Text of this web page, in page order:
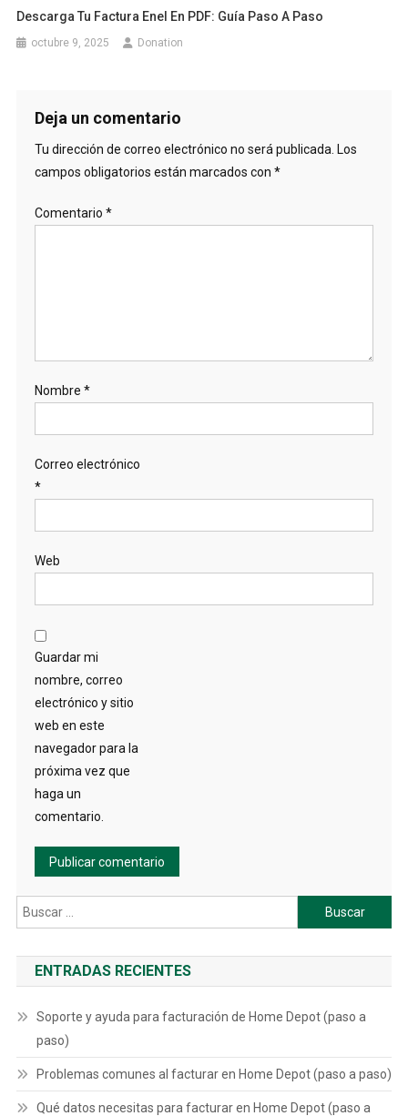
Descarga Tu Factura Enel En PDF: Guía Paso A Paso
octubre 9, 2025 Donation
Deja un comentario
Tu dirección de correo electrónico no será publicada. Los
campos obligatorios están marcados con *
Comentario *
Nombre *
Correo electrónico
*
Web
Guardar mi
nombre, correo
electrónico y sitio
web en este
navegador para la
próxima vez que
haga un
comentario.
Buscar:
ENTRADAS RECIENTES
Soporte y ayuda para facturación de Home Depot (paso a
paso)
Problemas comunes al facturar en Home Depot (paso a paso)
Qué datos necesitas para facturar en Home Depot (paso a